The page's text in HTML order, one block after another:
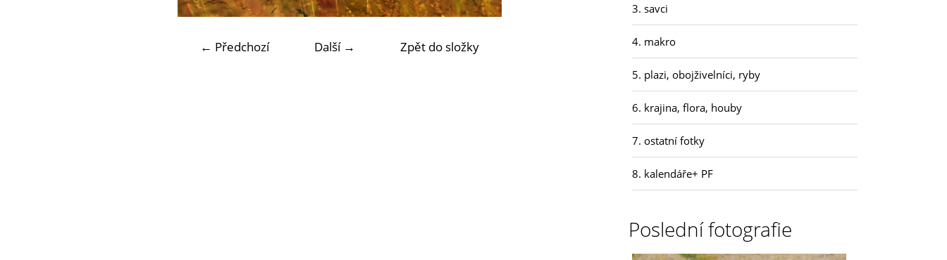
← Předchozí Další → Zpět do složky
3. savci
4. makro
5. plazi, obojživelníci, ryby
6. krajina, flora, houby
7. ostatní fotky
8. kalendáře+ PF
Poslední fotografie